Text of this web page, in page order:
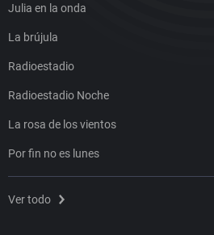
Julia en la onda
La brújula
Radioestadio
Radioestadio Noche
La rosa de los vientos
Por fin no es lunes
Ver todo